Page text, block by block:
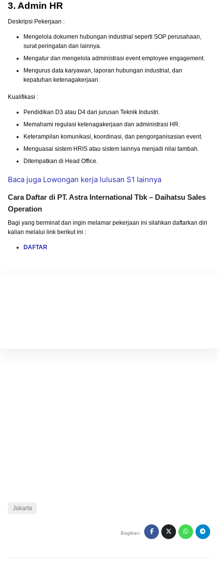
3. Admin HR
Deskripsi Pekerjaan :
Mengelola dokumen hubungan industrial seperti SOP perusahaan,
surat peringatan dan lainnya.
Mengatur dan mengelola administrasi event employee engagement.
Mengurus data karyawan, laporan hubungan industrial, dan
kepatuhan ketenagakerjaan.
Kualifikasi :
Pendidikan D3 atau D4 dari jurusan Teknik Industri.
Memahami regulasi ketenagakerjaan dan administrasi HR.
Keterampilan komunikasi, koordinasi, dan pengorganisasian event.
Menguasai sistem HRIS atau sistem lainnya menjadi nilai tambah.
Ditempatkan di Head Office.
Baca juga Lowongan kerja lulusan S1 lainnya
Cara Daftar di PT. Astra International Tbk – Daihatsu Sales
Operation
Bagi yang berminat dan ingin melamar pekerjaan ini silahkan daftarkan diri
kalian melalui link berikut ini :
DAFTAR
Jakarta
Bagikan: